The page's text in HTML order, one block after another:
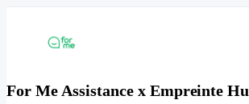
For Me Assistance x Empreinte